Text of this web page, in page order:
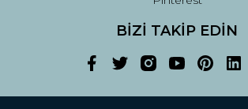
BİZİ TAKİP EDİN